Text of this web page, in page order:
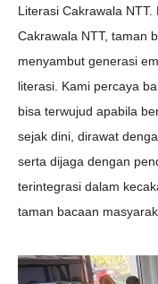
Literasi Cakrawala
Cakrawala NTT, taman
menyambut generasi
literasi. Kami percaya
bisa terwujud apabila
sejak dini, dirawat
serta dijaga dengan
terintegrasi dalam
taman bacaan